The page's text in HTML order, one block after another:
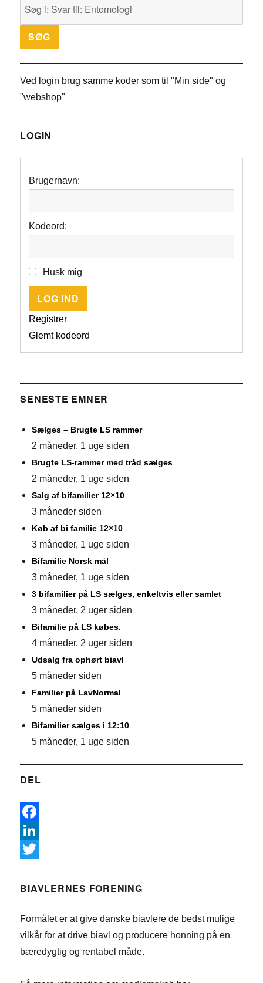
Ved login brug samme koder som til "Min side" og
"webshop"
LOGIN
Brugernavn:
Kodeord:
Husk mig
LOG IND
Registrer
Glemt kodeord
SENESTE EMNER
Sælges – Brugte LS rammer
2 måneder, 1 uge siden
Brugte LS-rammer med tråd sælges
2 måneder, 1 uge siden
Salg af bifamilier 12×10
3 måneder siden
Køb af bi familie 12×10
3 måneder, 1 uge siden
Bifamilie Norsk mål
3 måneder, 1 uge siden
3 bifamilier på LS sælges, enkeltvis eller samlet
3 måneder, 2 uger siden
Bifamilie på LS købes.
4 måneder, 2 uger siden
Udsalg fra ophørt biavl
5 måneder siden
Familier på LavNormal
5 måneder siden
Bifamilier sælges i 12:10
5 måneder, 1 uge siden
DEL
F
a
e
o
L
n
e
n
w
t
r
BIAVLERNES FORENING
Formålet er at give danske biavlere de bedst mulige
vilkår for at drive biavl og producere honning på en
bæredygtig og rentabel måde.